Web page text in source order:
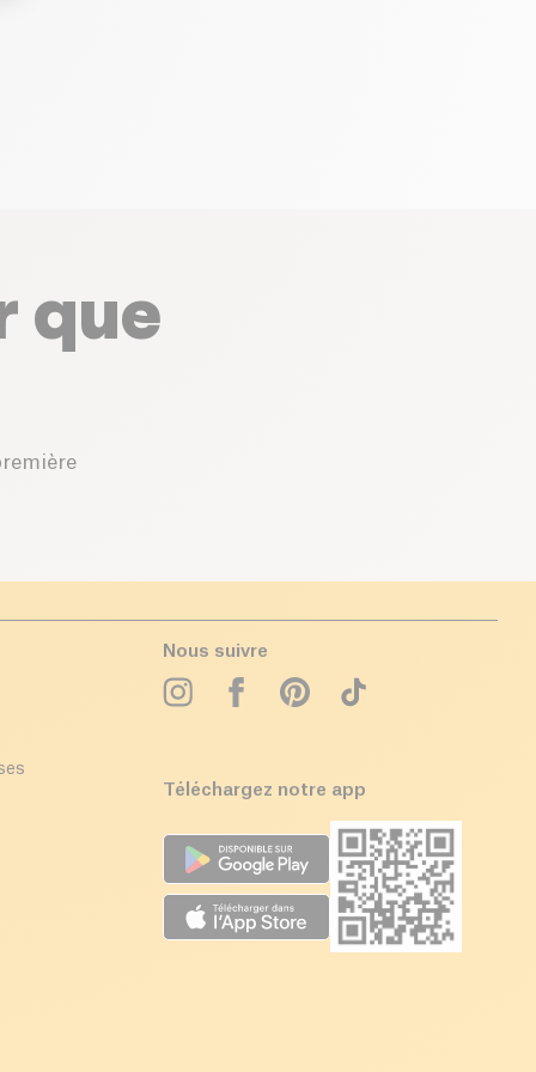
que
Nous suivre
Téléchargez notre app